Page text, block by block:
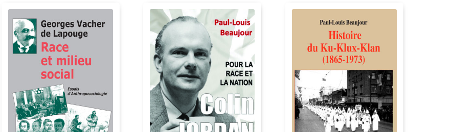
récent
au
ancien